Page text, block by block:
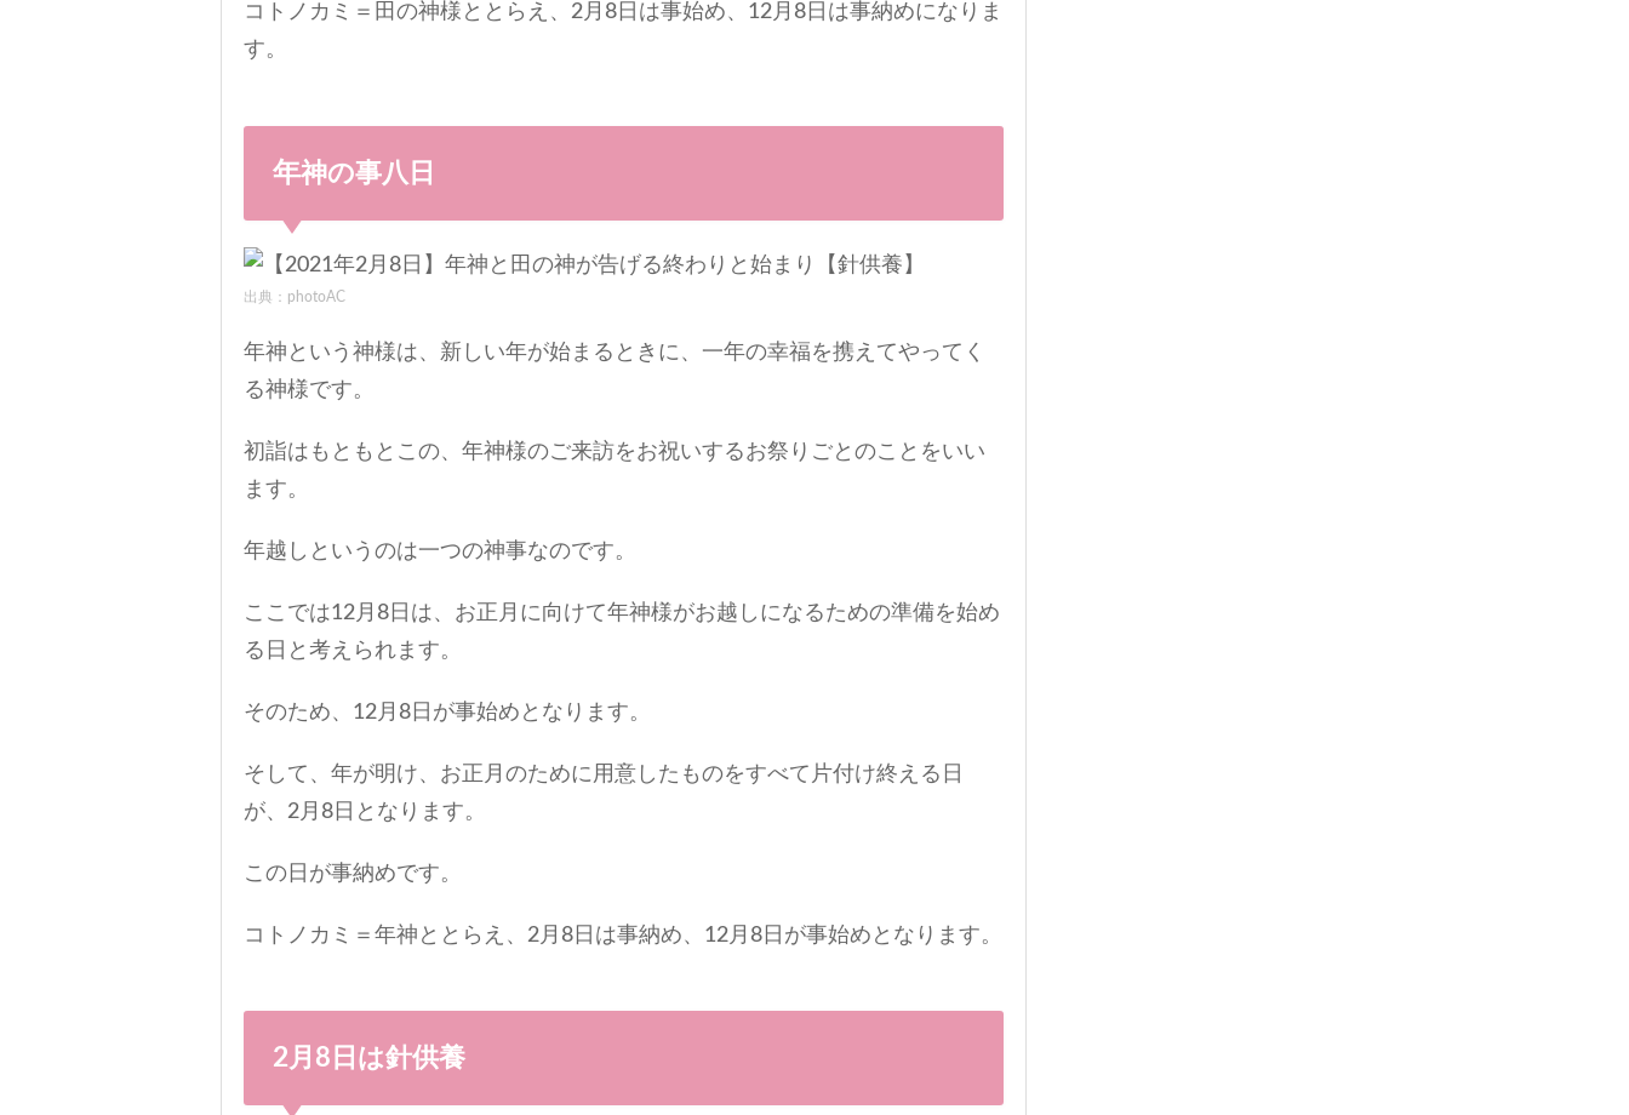
コトノカミ＝田の神様ととらえ、2月8日は事始め、12月8日は事納めになりま
す。
年神の事八日
出典：photoAC
年神という神様は、新しい年が始まるときに、一年の幸福を携えてやってく
る神様です。
初詣はもともとこの、年神様のご来訪をお祝いするお祭りごとのことをいい
ます。
年越しというのは一つの神事なのです。
ここでは12月8日は、お正月に向けて年神様がお越しになるための準備を始め
る日と考えられます。
そのため、12月8日が事始めとなります。
そして、年が明け、お正月のために用意したものをすべて片付け終える日
が、2月8日となります。
この日が事納めです。
コトノカミ＝年神ととらえ、2月8日は事納め、12月8日が事始めとなります。
2月8日は針供養